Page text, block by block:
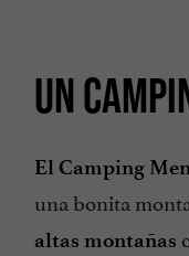
UN
El Camping
una bonita
altas montañas